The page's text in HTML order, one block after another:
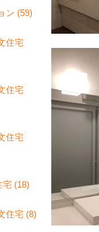
ン (59)
住宅
住宅
住宅
宅 (18)
住宅 (8)